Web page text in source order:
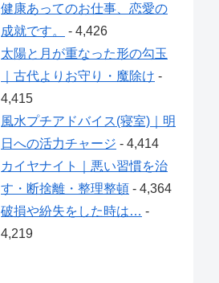
健康あってのお仕事、恋愛の
成就です。
- 4,426
太陽と月が重なった形の勾玉
｜古代よりお守り・魔除け -
4,415
風水プチアドバイス(寝室)｜明
日への活力チャージ - 4,414
カイヤナイト｜悪い習慣を治
す・断捨離・整理整頓 - 4,364
破損や紛失をした時は… -
4,219